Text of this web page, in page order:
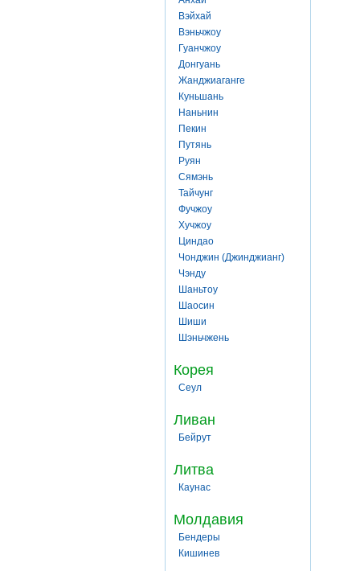
Вэйхай
Вэньчжоу
Гуанчжоу
Донгуань
Жанджиаганге
Куньшань
Наньнин
Пекин
Путянь
Руян
Сямэнь
Тайчунг
Фучжоу
Хучжоу
Циндао
Чонджин (Джинджианг)
Чэнду
Шаньтоу
Шаосин
Шиши
Шэньчжень
Корея
Сеул
Ливан
Бейрут
Литва
Каунас
Молдавия
Бендеры
Кишинев